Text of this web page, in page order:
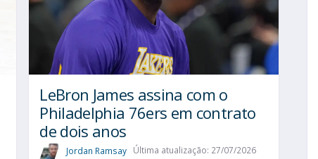
LeBron James assina com o
Philadelphia 76ers em contrato
de dois anos
Jordan Ramsay Última atualização: 27/07/2026